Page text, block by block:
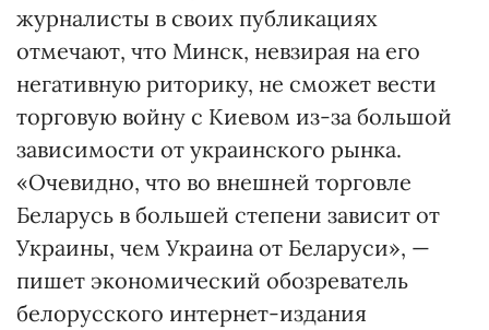
журналисты в своих публикациях
отмечают, что Минск, невзирая на его
негативную риторику, не сможет вести
торговую войну с Киевом из-за большой
зависимости от украинского рынка.
«Очевидно, что во внешней торговле
Беларусь в большей степени зависит от
Украины, чем Украина от Беларуси», —
пишет экономический обозреватель
белорусского интернет-издания